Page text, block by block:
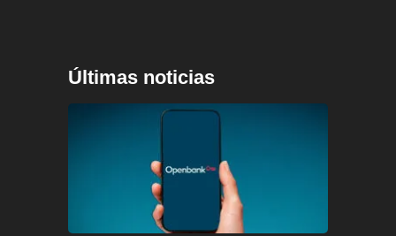
Últimas noticias